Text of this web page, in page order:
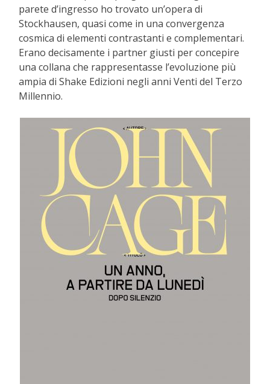
parete d’ingresso ho trovato un’opera di
Stockhausen, quasi come in una convergenza
cosmica di elementi contrastanti e complementari.
Erano decisamente i partner giusti per concepire
una collana che rappresentasse l’evoluzione più
ampia di Shake Edizioni negli anni Venti del Terzo
Millennio.